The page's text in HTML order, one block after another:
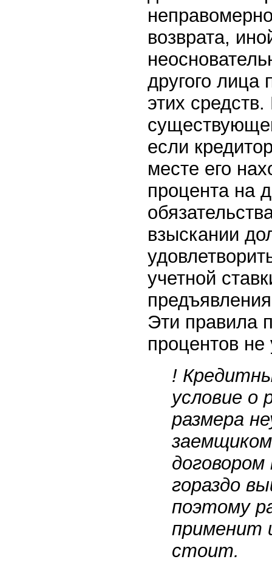
возврата,
другого
этих
если
месте его
процента на
взыскании
учетной
Эти правила
процентов
!
условие о
размера
гораздо
поэтому
применит
стоит.